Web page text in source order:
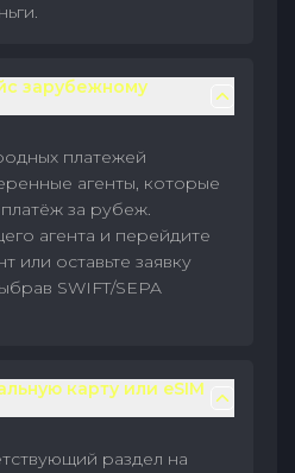
зарубежному
платежей
агенты, которые
за рубеж.
агента и перейдите
или оставьте заявку
SWIFT/SEPA
карту или eSIM
раздел на